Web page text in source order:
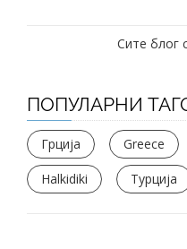
Сите блог
ПОПУЛАРНИ
Грција Greece
Halkidiki Турција